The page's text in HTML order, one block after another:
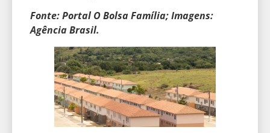
Fonte: Portal O Bolsa Família; Imagens:
Agência Brasil.